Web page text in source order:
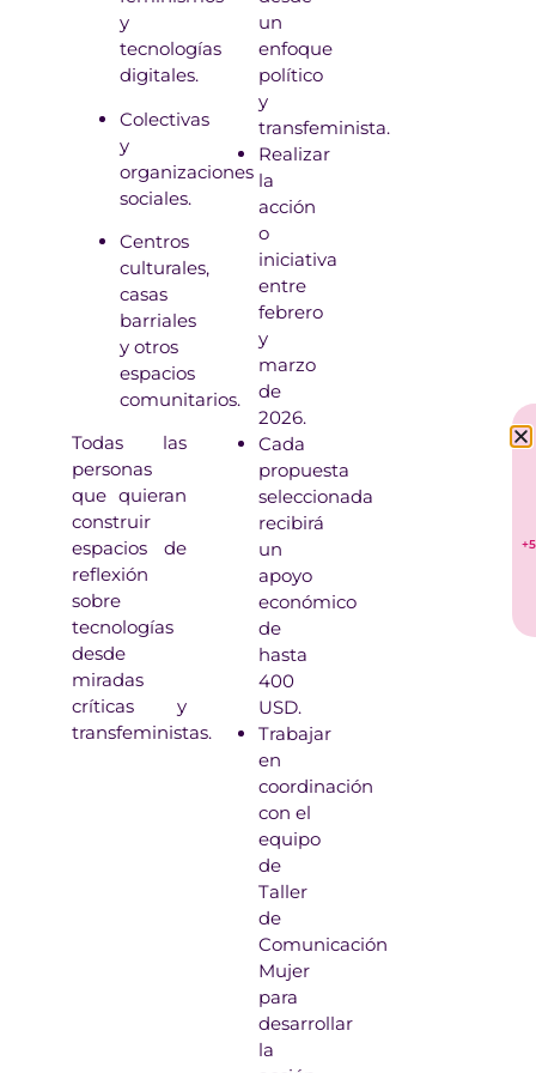
y
tecnologías
digitales.
Colectivas
y
organizaciones
sociales.
Centros
culturales,
casas
barriales
y otros
espacios
comunitarios.
Todas las
personas
que quieran
construir
espacios de
reflexión
sobre
tecnologías
desde
miradas
críticas y
transfeministas.
un
enfoque
político
y
transfeminista.
Realizar
la
acción
o
iniciativa
entre
febrero
y
marzo
de
2026.
Cada
propuesta
seleccionada
recibirá
un
apoyo
económico
de
hasta
400
USD.
Trabajar
en
coordinación
con el
equipo
de
Taller
de
Comunicación
Mujer
para
desarrollar
la